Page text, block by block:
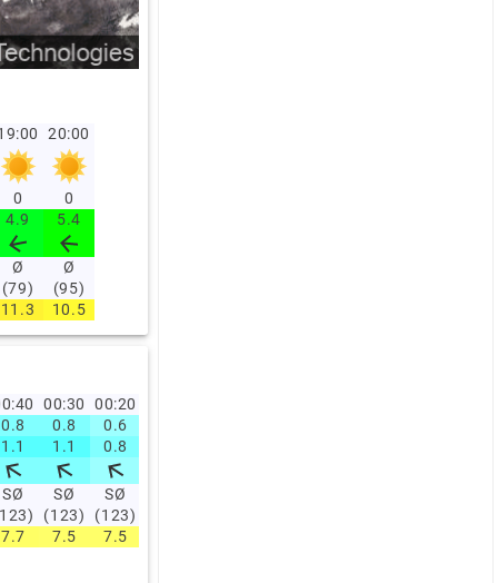
20:00
0
0
4.9 5.4
Ø
(79)
Ø
(95)
11.3 10.5
00:30 00:20
0.8 0.8 0.6
1.1 1.1 0.8
SØ
SØ
(123)
SØ
(123)
7.7 7.5 7.5